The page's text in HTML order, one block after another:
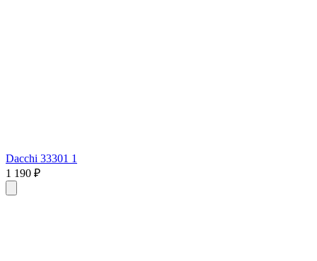
Dacchi 33301 1
1 190 ₽